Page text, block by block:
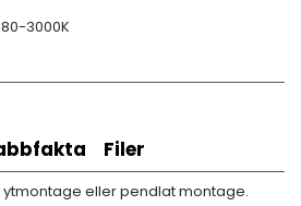
3000K
Filer
ytmontage eller pendlat montage.